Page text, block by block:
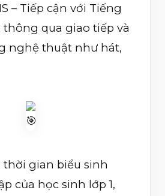
– Tiếp cận với Tiếng
thông qua giao tiếp và
nghệ thuật như hát,
thời gian biểu sinh
của học sinh lớp 1,